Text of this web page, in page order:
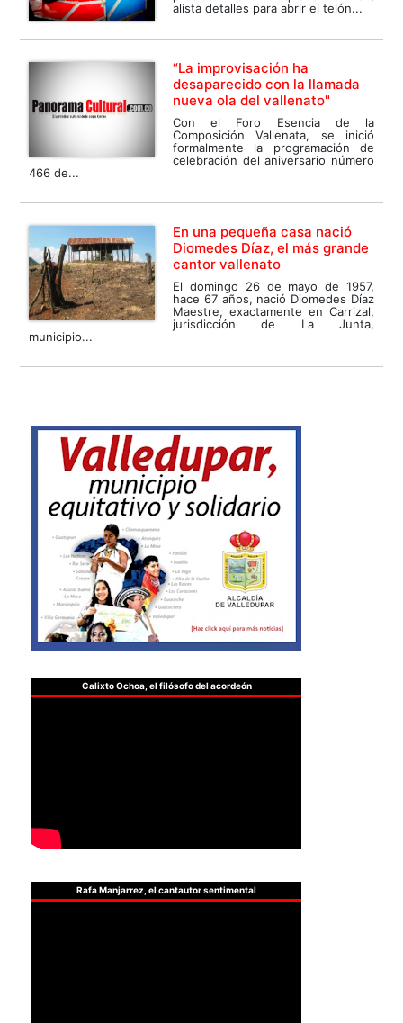
alista detalles para abrir el telón...
“La improvisación ha
desaparecido con la llamada
nueva ola del vallenato"
Con el Foro Esencia de la
Composición Vallenata, se inició
formalmente la programación de
celebración del aniversario número
466 de...
En una pequeña casa nació
Diomedes Díaz, el más grande
cantor vallenato
El domingo 26 de mayo de 1957,
hace 67 años, nació Diomedes Díaz
Maestre, exactamente en Carrizal,
jurisdicción de La Junta,
municipio...
Calixto Ochoa, el filósofo del acordeón
Rafa Manjarrez, el cantautor sentimental